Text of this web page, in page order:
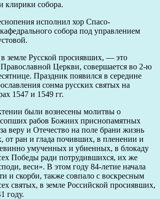
клирики собора.
исполнил хор Спасо-
собора под управлением
земле Русской просиявших, — это
Церкви, совершается во 2-ю
Праздник появился в середине
сонма русских святых на
1547 и 1549 гг.
были вознесены молитвы о
рабов Божиих приснопамятных
веру и Отечество на поле брани жизнь
ран и глада почивших, в пленении и
умученных и убиенных, в блокаду
Победы ради потрудившихся, их же
веси». В этом году 84-летие начала
и скорби, также совпало с воскресным
святых, в земле Российской просиявших,
году.